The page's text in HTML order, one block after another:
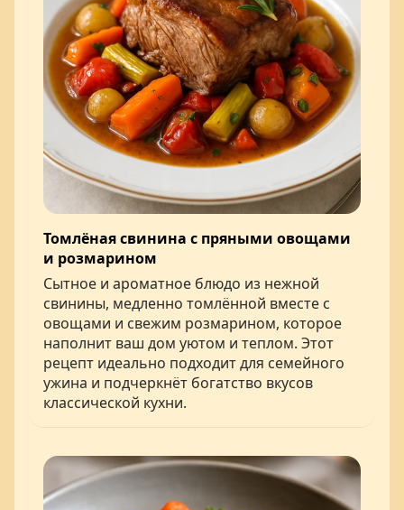
Томлёная свинина с пряными овощами
и розмарином
Сытное и ароматное блюдо из нежной
свинины, медленно томлённой вместе с
овощами и свежим розмарином, которое
наполнит ваш дом уютом и теплом. Этот
рецепт идеально подходит для семейного
ужина и подчеркнёт богатство вкусов
классической кухни.